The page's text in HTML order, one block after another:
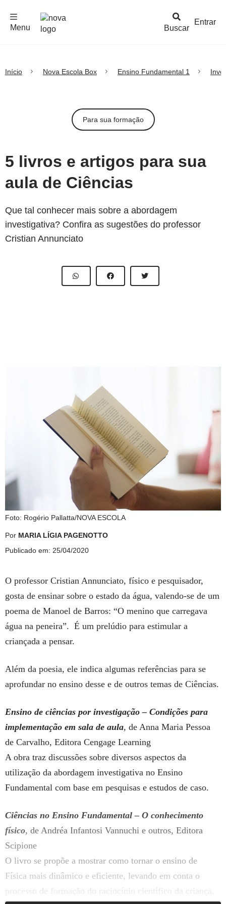
Buscar
Menu
Entrar
Início Nova Escola Box Ensino Fundamental 1
Para sua formação
5 livros e artigos para sua
aula de Ciências
Que tal conhecer mais sobre a abordagem
investigativa? Confira as sugestões do professor
Cristian Annunciato
Foto: Rogério Pallatta/NOVA ESCOLA
Por MARIA LÍGIA PAGENOTTO
Publicado em: 25/04/2020
O professor Cristian Annunciato, físico e pesquisador,
gosta de ensinar sobre o estado da água, valendo-se de um
poema de Manoel de Barros: “O menino que carregava
água na peneira”. É um prelúdio para estimular a
criançada a pensar.
Além da poesia, ele indica algumas referências para se
aprofundar no ensino desse e de outros temas de Ciências.
Ensino de ciências por investigação – Condições para
implementação em sala de aula, de Anna Maria Pessoa
de Carvalho, Editora Cengage Learning
A obra traz discussões sobre diversos aspectos da
utilização da abordagem investigativa no Ensino
Fundamental com base em pesquisas e estudos de caso.
Ciências no Ensino Fundamental – O conhecimento
físico, de Andréa Infantosi Vannuchi e outros, Editora
Scipione
O livro se propõe a mostrar como tornar o ensino de
Física mais dinâmico e eficiente, levando em conta o
processo de formação do raciocínio científico da criança.